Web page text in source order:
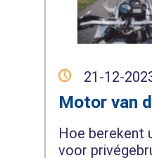
21-12-
Motor van
Hoe berekent
voor